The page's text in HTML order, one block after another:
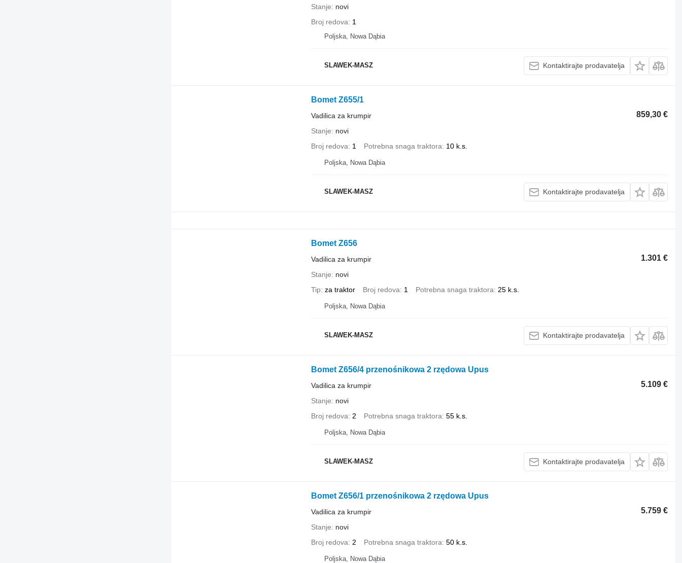
Stanje
novi
Broj redova
1
Poljska, Nowa Dąbia
SLAWEK-MASZ Kontaktirajte prodavatelja
Bomet Z655/1
859,30 €
Vadilica za krumpir
Stanje
novi
Broj redova
1 Potrebna snaga traktora 10 k.s.
Poljska, Nowa Dąbia
SLAWEK-MASZ Kontaktirajte prodavatelja
Bomet Z656
1.301 €
Vadilica za krumpir
Stanje
novi
Tip za traktor Broj redova 1 Potrebna snaga traktora 25 k.s.
Poljska, Nowa Dąbia
SLAWEK-MASZ Kontaktirajte prodavatelja
Bomet Z656/4 przenośnikowa 2 rzędowa Upus
5.109 €
Vadilica za krumpir
Stanje
novi
Broj redova
2 Potrebna snaga traktora 55 k.s.
Poljska, Nowa Dąbia
SLAWEK-MASZ Kontaktirajte prodavatelja
Bomet Z656/1 przenośnikowa 2 rzędowa Upus
5.759 €
Vadilica za krumpir
Stanje
novi
Broj redova
2 Potrebna snaga traktora 50 k.s.
Poljska, Nowa Dąbia